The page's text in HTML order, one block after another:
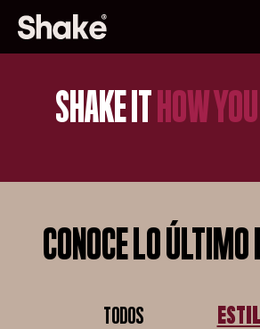
SHAKE IT HOW
CONOCE LO ÚLTIMO
TODOS